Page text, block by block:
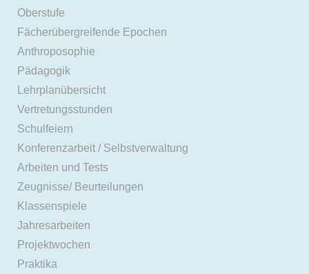
Oberstufe
Fächerübergreifende Epochen
Anthroposophie
Pädagogik
Lehrplanübersicht
Vertretungsstunden
Schulfeiern
Konferenzarbeit / Selbstverwaltung
Arbeiten und Tests
Zeugnisse/ Beurteilungen
Klassenspiele
Jahresarbeiten
Projektwochen
Praktika